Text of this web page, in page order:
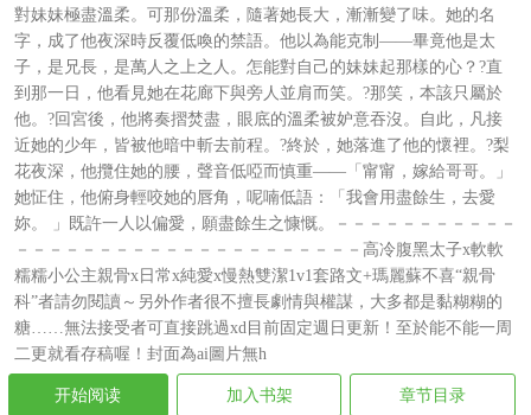
對妹妹極盡溫柔。可那份溫柔，隨著她長大，漸漸變了味。她的名
字，成了他夜深時反覆低喚的禁語。他以為能克制——畢竟他是太
子，是兄長，是萬人之上之人。怎能對自己的妹妹起那樣的心？?直
到那一日，他看見她在花廊下與旁人並肩而笑。?那笑，本該只屬於
他。?回宮後，他將奏摺焚盡，眼底的溫柔被妒意吞沒。自此，凡接
近她的少年，皆被他暗中斬去前程。?終於，她落進了他的懷裡。?梨
花夜深，他攬住她的腰，聲音低啞而慎重——「甯甯，嫁給哥哥。」
她怔住，他俯身輕咬她的唇角，呢喃低語：「我會用盡餘生，去愛
妳。 」既許一人以偏愛，願盡餘生之慷慨。－－－－－－－－－－－
－－－－－－－－－－－－－－－－－－－－－高冷腹黑太子x軟軟
糯糯小公主親骨x日常x純愛x慢熱雙潔1v1套路文+瑪麗蘇不喜“親骨
科”者請勿閱讀～另外作者很不擅長劇情與權謀，大多都是黏糊糊的
糖……無法接受者可直接跳過xd目前固定週日更新！至於能不能一周
二更就看存稿喔！封面為ai圖片無h
开始阅读 加入书架 章节目录